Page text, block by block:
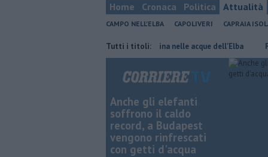
Home Cronaca Politica Attualità
CAMPO NELL'ELBA CAPOLIVERI CAPRAIA
Tutti i titoli:
Rara tartaruga marina nelle acque dell'Elba Furgone
Anche gli elefanti
soffrono il caldo
record, a Budapest
vengono rinfrescati
con getti d'acqua